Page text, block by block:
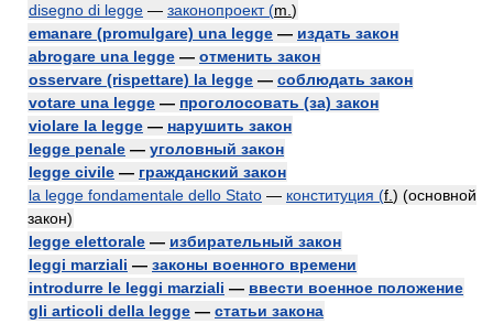
disegno di legge — законопроект (m. )
emanare (promulgare) una legge — издать закон
abrogare una legge — отменить закон
osservare (rispettare) la legge — соблюдать закон
votare una legge — проголосовать (за) закон
violare la legge — нарушить закон
legge penale — уголовный закон
legge civile — гражданский закон
la legge fondamentale dello Stato — конституция (f. ) (основной
закон)
legge elettorale — избирательный закон
leggi marziali — законы военного времени
introdurre le leggi marziali — ввести военное положение
gli articoli della legge — статьи закона